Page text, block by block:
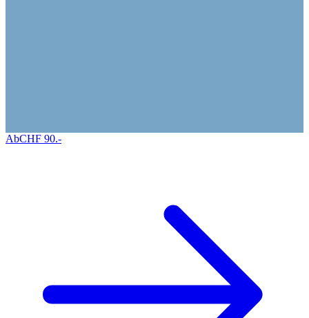
AbCHF 90.-